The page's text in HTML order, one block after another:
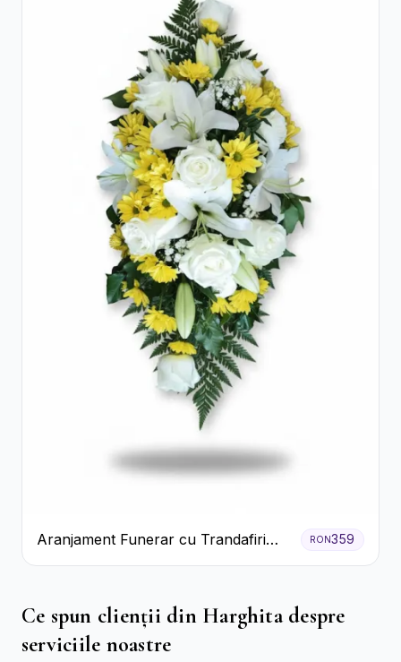
Aranjament Funerar cu Trandafiri
Albi Crizanteme Galbene și Crini
RON359
Ce spun clienții din Harghita despre
serviciile noastre